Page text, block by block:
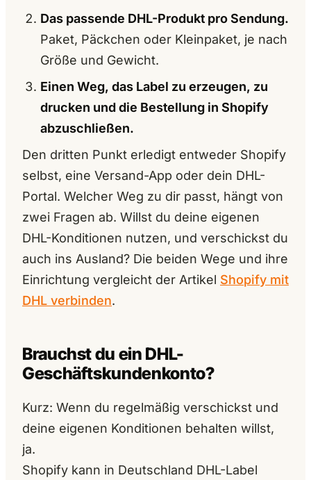
Das passende DHL-Produkt pro Sendung.
Paket, Päckchen oder Kleinpaket, je nach
Größe und Gewicht.
Einen Weg, das Label zu erzeugen, zu
drucken und die Bestellung in Shopify
abzuschließen.
Den dritten Punkt erledigt entweder Shopify
selbst, eine Versand-App oder dein DHL-
Portal. Welcher Weg zu dir passt, hängt von
zwei Fragen ab. Willst du deine eigenen
DHL-Konditionen nutzen, und verschickst du
auch ins Ausland? Die beiden Wege und ihre
Einrichtung vergleicht der Artikel Shopify mit
DHL verbinden.
Brauchst du ein DHL-
Geschäftskundenkonto?
Kurz: Wenn du regelmäßig verschickst und
deine eigenen Konditionen behalten willst,
ja.
Shopify kann in Deutschland DHL-Label